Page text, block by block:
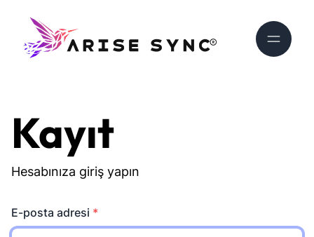
Kayıt
Hesabınıza giriş yapın
E-posta adresi *